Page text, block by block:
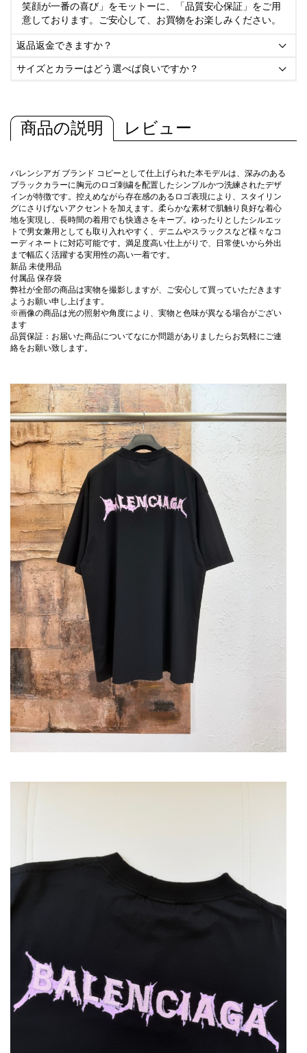
笑顔が一番の喜び」をモットーに、「品質安心保証」をご用
意しております。ご安心して、お買物をお楽しみください。
返品返金できますか？ 
サイズとカラーはどう選べば良いですか？ 
商品の説明 レビュー
バレンシアガ ブランド コピーとして仕上げられた本モデルは、深みのある
ブラックカラーに胸元のロゴ刺繍を配置したシンプルかつ洗練されたデザ
インが特徴です。控えめながら存在感のあるロゴ表現により、スタイリン
グにさりげないアクセントを加えます。柔らかな素材で肌触り良好な着心
地を実現し、長時間の着用でも快適さをキープ。ゆったりとしたシルエッ
トで男女兼用としても取り入れやすく、デニムやスラックスなど様々なコ
ーディネートに対応可能です。満足度高い仕上がりで、日常使いから外出
まで幅広く活躍する実用性の高い一着です。
新品 未使用品
付属品 保存袋
弊社が全部の商品は実物を撮影しますが、ご安心して買っていただきます
ようお願い申し上げます。
※画像の商品は光の照射や角度により、実物と色味が異なる場合がござい
ます
品質保証：お届いた商品についてなにか問題がありましたらお気軽にご連
絡をお願い致します。